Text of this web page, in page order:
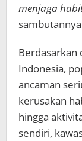
menjaga
Berdasarkan
Indonesia,
ancaman
kerusakan
hingga
sendiri,